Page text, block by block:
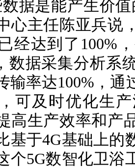
是能产生价值
心主任陈亚兵说
经达到了100%
数据采集分析系
输率达100%，通
可及时优化生
高生产效率和产
基于4G基础上的
个5G数智化卫浴